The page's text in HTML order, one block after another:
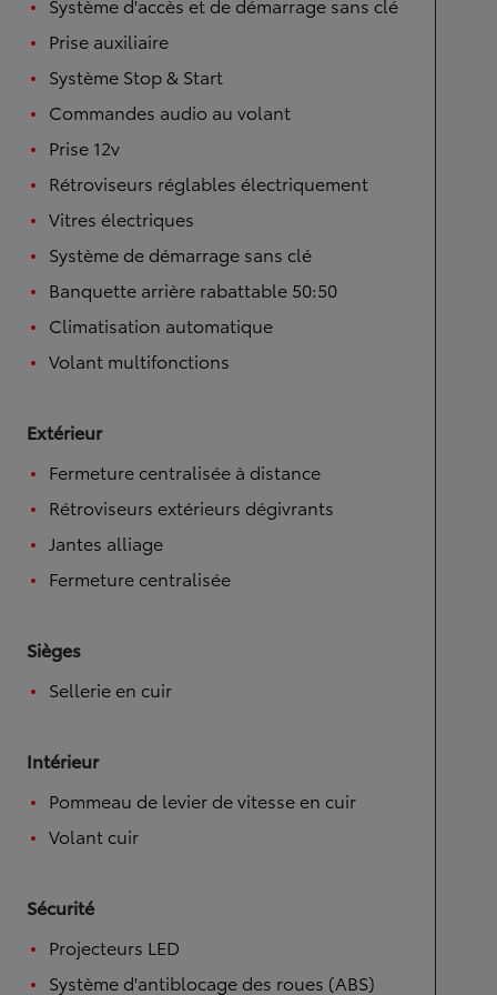
Prise auxiliaire
Système Stop & Start
Commandes audio au volant
Prise 12v
Rétroviseurs réglables électriquement
Vitres électriques
Système de démarrage sans clé
Banquette arrière rabattable 50:50
Climatisation automatique
Volant multifonctions
Extérieur
Fermeture centralisée à distance
Rétroviseurs extérieurs dégivrants
Jantes alliage
Fermeture centralisée
Sièges
Sellerie en cuir
Intérieur
Pommeau de levier de vitesse en cuir
Volant cuir
Sécurité
Projecteurs LED
Système d'antiblocage des roues (ABS)